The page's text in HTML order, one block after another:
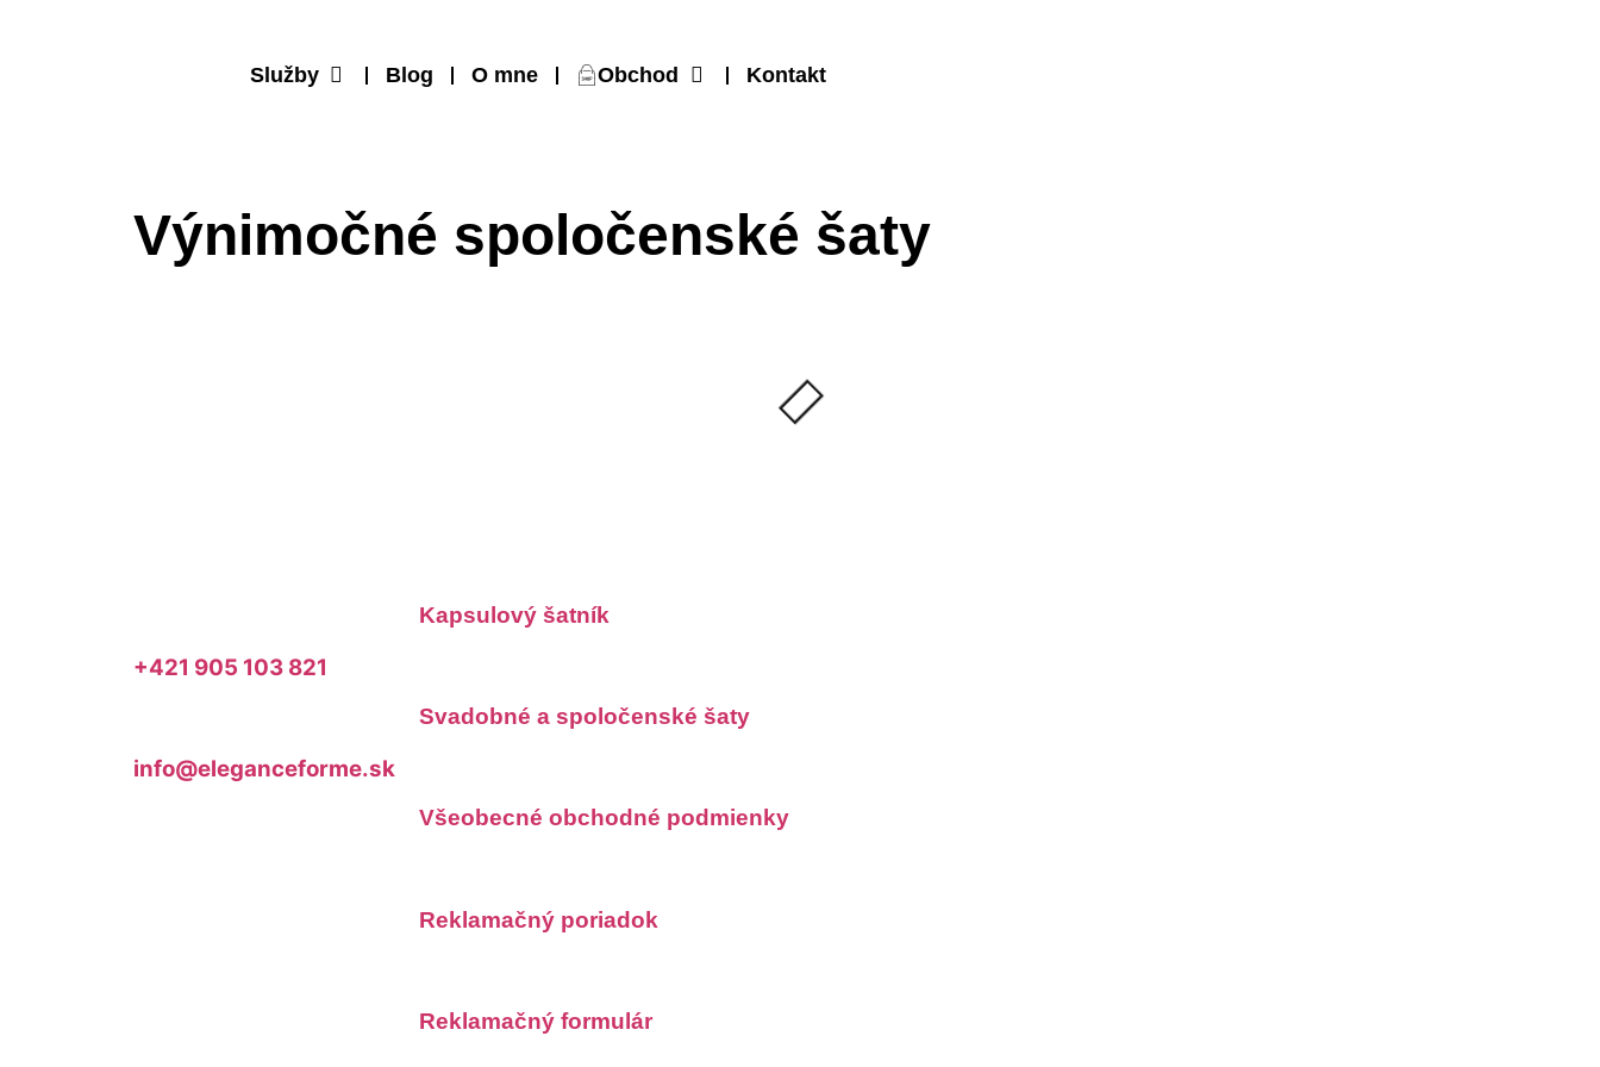
Služby Blog O mne Obchod Kontakt
Výnimočné spoločenské šaty
+421 905 103 821
info@eleganceforme.sk
Kapsulový šatník
Svadobné a spoločenské šaty
Všeobecné obchodné podmienky
Reklamačný poriadok
Reklamačný formulár